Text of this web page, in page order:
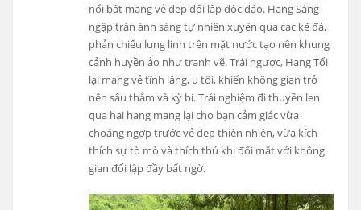
nổi bật mang vẻ đẹp đối lập độc đáo. Hang Sáng
ngập tràn ánh sáng tự nhiên xuyên qua các kẽ đá,
phản chiếu lung linh trên mặt nước tạo nên khung
cảnh huyền ảo như tranh vẽ. Trái ngược, Hang Tối
lại mang vẻ tĩnh lặng, u tối, khiến không gian trở
nên sâu thẳm và kỳ bí. Trải nghiệm đi thuyền len
qua hai hang mang lại cho bạn cảm giác vừa
choáng ngợp trước vẻ đẹp thiên nhiên, vừa kích
thích sự tò mò và thích thú khi đối mặt với không
gian đối lập đầy bất ngờ.